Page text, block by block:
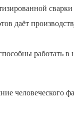
сварки
даёт
работать
человеческого